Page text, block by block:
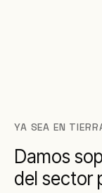
YA SEA EN
Damos
del sector